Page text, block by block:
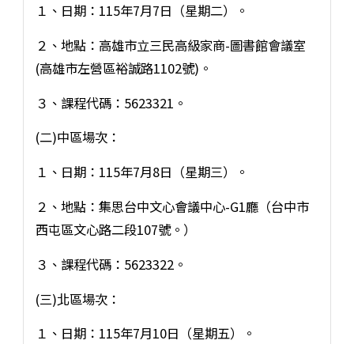
１、日期：115年7月7日（星期二）。
２、地點：高雄市立三民高級家商-圖書館會議室
(高雄市左營區裕誠路1102號)。
３、課程代碼：5623321。
(二)中區場次：
１、日期：115年7月8日（星期三）。
２、地點：集思台中文心會議中心-G1廳（台中市
西屯區文心路二段107號。）
３、課程代碼：5623322。
(三)北區場次：
１、日期：115年7月10日（星期五）。